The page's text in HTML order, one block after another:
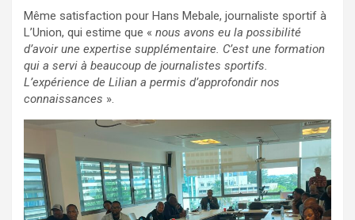
Même satisfaction pour Hans Mebale, journaliste sportif à
L’Union, qui estime que « nous avons eu la possibilité
d’avoir une expertise supplémentaire. C’est une formation
qui a servi à beaucoup de journalistes sportifs.
L’expérience de Lilian a permis d’approfondir nos
connaissances ».